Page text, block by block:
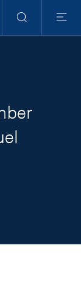
Suche
Menu